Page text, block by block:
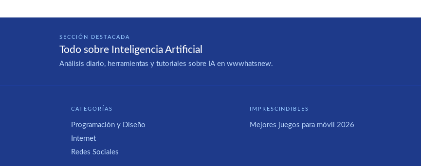
SECCIÓN DESTACADA
Todo sobre Inteligencia Artificial
Análisis diario, herramientas y tutoriales sobre IA en wwwhatsnew.
CATEGORÍAS
Programación y Diseño
Internet
Redes Sociales
IMPRESCINDIBLES
Mejores juegos para móvil 2026